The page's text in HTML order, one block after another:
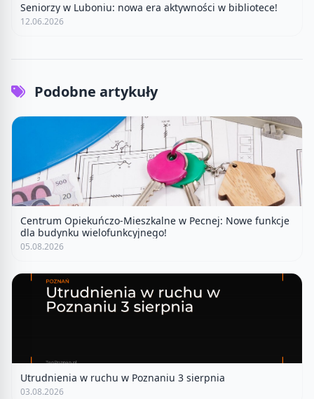
Seniorzy w Luboniu: nowa era aktywności w bibliotece!
12.06.2026
Podobne artykuły
Centrum Opiekuńczo-Mieszkalne w Pecnej: Nowe funkcje
dla budynku wielofunkcyjnego!
05.08.2026
Utrudnienia w ruchu w Poznaniu 3 sierpnia
03.08.2026